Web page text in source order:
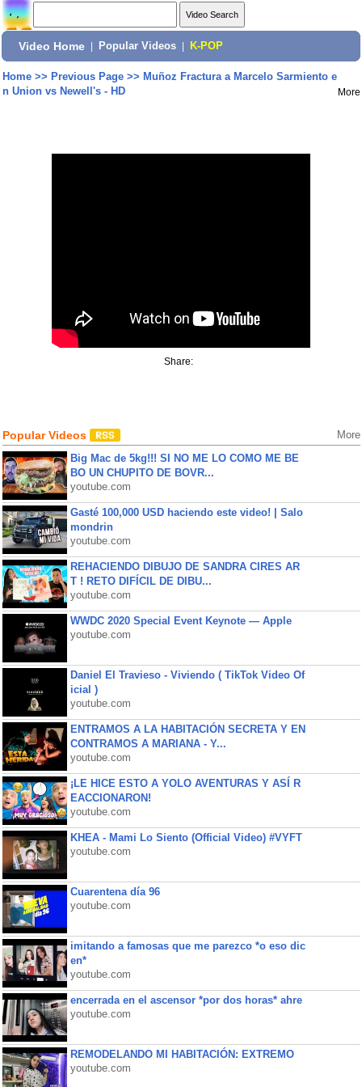
Video Home Popular Videos K-POP
Home>> Previous Page>> Muñoz Fractura a Marcelo Sarmiento e
n Union vs Newell's - HD
More
Share:
Popular Videos More
Big Mac de 5kg!!! SI NO ME LO COMO ME BE
BO UN CHUPITO DE BOVR...
youtube.com
Gasté 100,000 USD haciendo este video! | Salo
mondrin
youtube.com
REHACIENDO DIBUJO DE SANDRA CIRES AR
T ! RETO DIFÍCIL DE DIBU...
youtube.com
WWDC 2020 Special Event Keynote — Apple
youtube.com
Daniel El Travieso - Viviendo ( TikTok Video Of
icial )
youtube.com
ENTRAMOS A LA HABITACIÓN SECRETA Y EN
CONTRAMOS A MARIANA - Y...
youtube.com
¡LE HICE ESTO A YOLO AVENTURAS Y ASÍ R
EACCIONARON!
youtube.com
KHEA - Mami Lo Siento (Official Video) #VYFT
youtube.com
Cuarentena día 96
youtube.com
imitando a famosas que me parezco *o eso dic
en*
youtube.com
encerrada en el ascensor *por dos horas* ahre
youtube.com
REMODELANDO MI HABITACIÓN: EXTREMO
youtube.com